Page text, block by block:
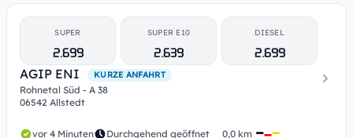
SUPER
2.699
SUPER E10
2.639
DIESEL
2.699
AGIP ENI
KURZE ANFAHRT
Rohnetal Süd - A 38
06542 Allstedt
vor 4 Minuten Durchgehend geöffnet 0,0 km